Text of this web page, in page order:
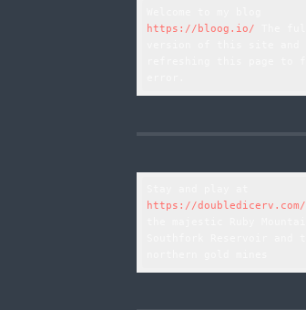
https://bloog.io/
https://doubledicerv.com/